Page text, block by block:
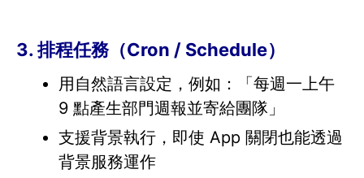
3. 排程任務（Cron / Schedule）
用自然語言設定，例如：「每週一上午
9 點產生部門週報並寄給團隊」
支援背景執行，即使 App 關閉也能透過
背景服務運作